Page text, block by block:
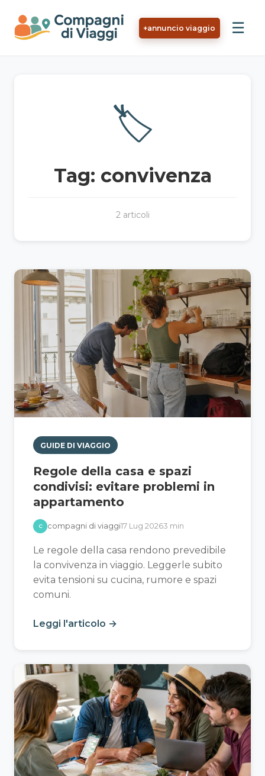
+annuncio viaggio ☰
🏷️
Tag: convivenza
2 articoli
GUIDE DI VIAGGIO
Regole della casa e spazi
condivisi: evitare problemi in
appartamento
C compagni di viaggi17 Lug 20263 min
Le regole della casa rendono prevedibile
la convivenza in viaggio. Leggerle subito
evita tensioni su cucina, rumore e spazi
comuni.
Leggi l'articolo →